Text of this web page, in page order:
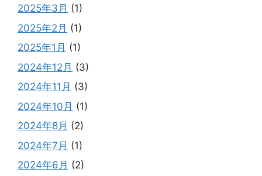
2025年3月 (1)
2025年2月 (1)
2025年1月 (1)
2024年12月 (3)
2024年11月 (3)
2024年10月 (1)
2024年8月 (2)
2024年7月 (1)
2024年6月 (2)